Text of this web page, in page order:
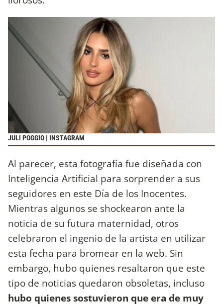
JULI POGGIO | INSTAGRAM
Al parecer, esta fotografía fue diseñada con
Inteligencia Artificial para sorprender a sus
seguidores en este Día de los Inocentes.
Mientras algunos se shockearon ante la
noticia de su futura maternidad, otros
celebraron el ingenio de la artista en utilizar
esta fecha para bromear en la web. Sin
embargo, hubo quienes resaltaron que este
tipo de noticias quedaron obsoletas, incluso
hubo quienes sostuvieron que era de muy